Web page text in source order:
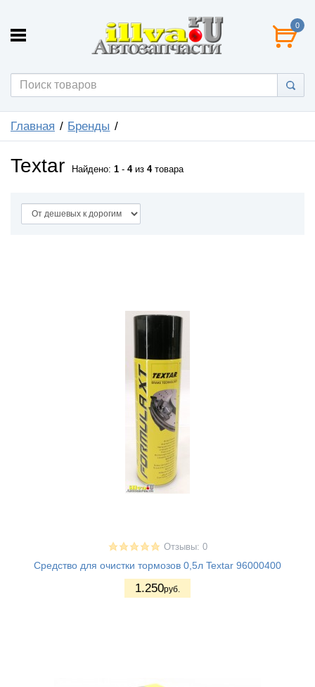
0
Главная Бренды
Textar Найдено: 1 - 4из 4товара
Отзывы: 0
Средство для очистки тормозов 0,5л Textar 96000400
1.250руб.